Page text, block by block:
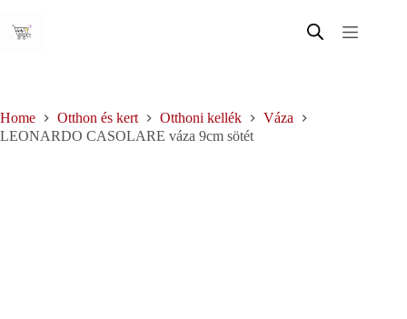
content
Home Otthon és kert Otthoni kellék
Váza
LEONARDO CASOLARE váza 9cm sötét